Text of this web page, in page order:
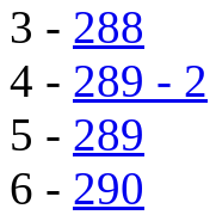
3 - 288
4 - 289 - 2
5 - 289
6 - 290